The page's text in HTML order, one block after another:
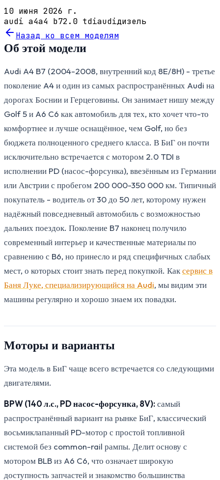
10 июня 2026 г.
audi a4a4 b72.0 tdiaudiдизель
Назад ко всем моделям
Об этой модели
Audi A4 B7 (2004-2008, внутренний код 8E/8H) - третье
поколение A4 и один из самых распространённых Audi на
дорогах Боснии и Герцеговины. Он занимает нишу между
Golf 5 и A6 C6 как автомобиль для тех, кто хочет что-то
комфортнее и лучше оснащённое, чем Golf, но без
бюджета полноценного среднего класса. В БиГ он почти
исключительно встречается с мотором 2.0 TDI в
исполнении PD (насос-форсунка), ввезённым из Германии
или Австрии с пробегом 200 000-350 000 км. Типичный
покупатель - водитель от 30 до 50 лет, которому нужен
надёжный повседневный автомобиль с возможностью
дальних поездок. Поколение B7 наконец получило
современный интерьер и качественные материалы по
сравнению с B6, но принесло и ряд специфичных слабых
мест, о которых стоит знать перед покупкой. Каксервис в
Баня Луке, специализирующийся на Audi, мы видим эти
машины регулярно и хорошо знаем их повадки.
Моторы и варианты
Эта модель в БиГ чаще всего встречается со следующими
двигателями.
BPW (140 л.с., PD насос-форсунка, 8V):самый
распространённый вариант на рынке БиГ, классический
восьмиклапанный PD-мотор с простой топливной
системой без common-rail рампы. Делит основу с
мотором BLB из A6 C6, что означает широкую
доступность запчастей и знакомство большинства